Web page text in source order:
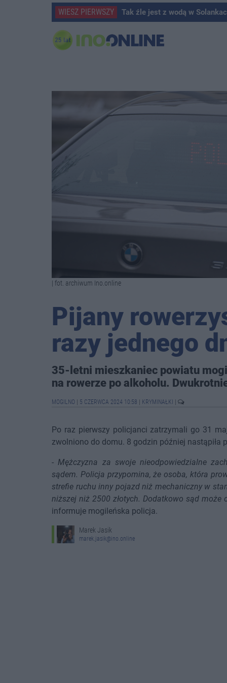
WIESZ PIERWSZY Tak źle jest z wodą w
| fot. archiwum Ino.online
Pijany
razy jednego
35-letni mieszkaniec powiatu
na rowerze po alkoholu.
MOGILNO 5 CZERWCA 2024 10:58 KRYMINAŁKI
Po raz pierwszy policjanci zatrzymali go 31
zwolniono do domu. 8 godzin później
-Mężczyzna za swoje nieodpowiedzialne
sądem. Policja przypomina, że osoba, która
strefie ruchu inny pojazd niż mechaniczny w
niższej niż 2500 złotych. Dodatkowo sąd
informuje mogileńska policja.
Marek Jasik
marek.jasik@ino.online